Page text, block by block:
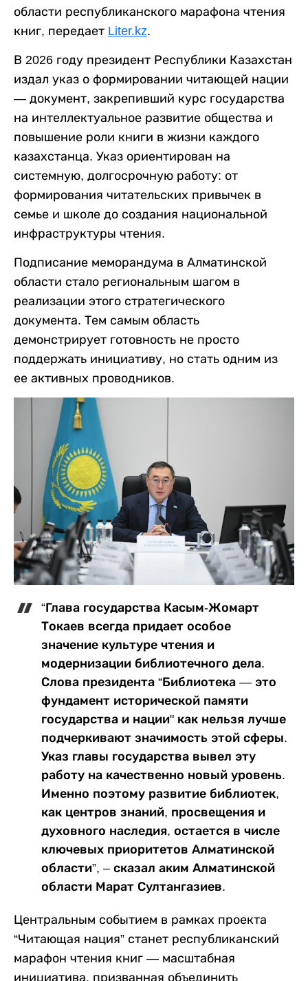
области республиканского марафона чтения
книг, передает Liter.kz.
В 2026 году президент Республики Казахстан
издал указ о формировании читающей нации
— документ, закрепивший курс государства
на интеллектуальное развитие общества и
повышение роли книги в жизни каждого
казахстанца. Указ ориентирован на
системную, долгосрочную работу: от
формирования читательских привычек в
семье и школе до создания национальной
инфраструктуры чтения.
Подписание меморандума в Алматинской
области стало региональным шагом в
реализации этого стратегического
документа. Тем самым область
демонстрирует готовность не просто
поддержать инициативу, но стать одним из
ее активных проводников.
“Глава государства Касым-Жомарт
Токаев всегда придает особое
значение культуре чтения и
модернизации библиотечного дела.
Слова президента “Библиотека — это
фундамент исторической памяти
государства и нации" как нельзя лучше
подчеркивают значимость этой сферы.
Указ главы государства вывел эту
работу на качественно новый уровень.
Именно поэтому развитие библиотек,
как центров знаний, просвещения и
духовного наследия, остается в числе
ключевых приоритетов Алматинской
области”, – сказал аким Алматинской
области Марат Султангазиев.
Центральным событием в рамках проекта
“Читающая нация” станет республиканский
марафон чтения книг — масштабная
инициатива, призванная объединить